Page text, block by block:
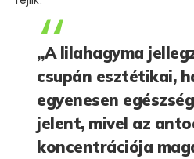
„A lilahagyma
csupán esztétikai,
egyenesen
jelent, mivel az
koncentrációja